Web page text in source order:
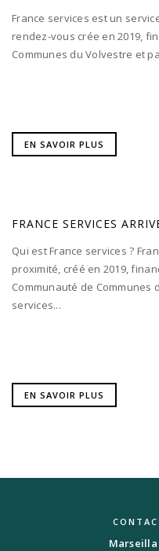
France services est un
rendez-vous crée en 2019,
Communes du Volvestre et
EN SAVOIR PLUS
FRANCE SERVICES
Qui est France services ?
proximité, créé en 2019,
Communauté de Communes
services...
EN SAVOIR PLUS
Marseilla